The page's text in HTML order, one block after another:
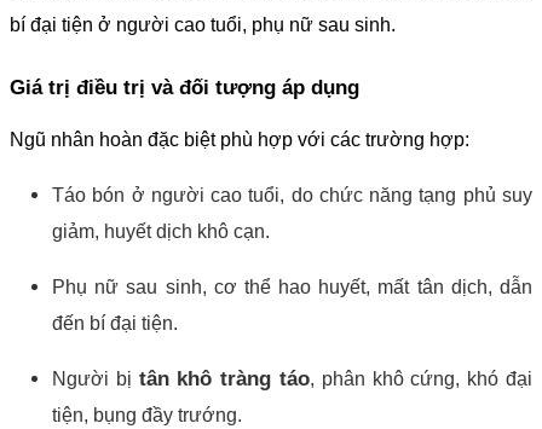
bí đại tiện ở người cao tuổi, phụ nữ sau sinh.
Giá trị điều trị và đối tượng áp dụng
Ngũ nhân hoàn đặc biệt phù hợp với các trường hợp:
Táo bón ở người cao tuổi, do chức năng tạng phủ suy
giảm, huyết dịch khô cạn.
Phụ nữ sau sinh, cơ thể hao huyết, mất tân dịch, dẫn
đến bí đại tiện.
Người bị tân khô tràng táo, phân khô cứng, khó đại
tiện, bụng đầy trướng.